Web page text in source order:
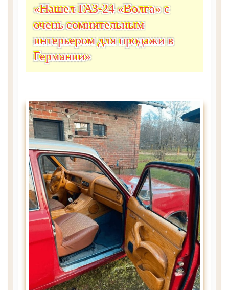
«Нашел ГАЗ-24 «Волга» с
очень сомнительным
интерьером для продажи в
Германии»